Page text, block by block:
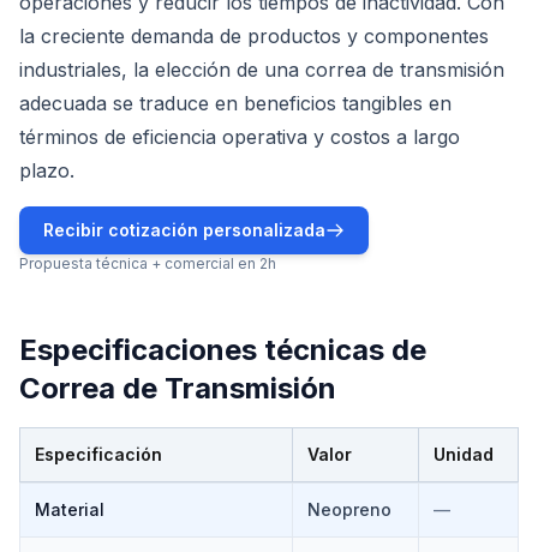
la creciente demanda de productos y componentes
industriales, la elección de una correa de transmisión
adecuada se traduce en beneficios tangibles en
términos de eficiencia operativa y costos a largo
plazo.
Recibir cotización personalizada
Propuesta técnica + comercial en 2h
Especificaciones técnicas de
Correa de Transmisión
Especificación Valor Unidad
Material Neopreno —